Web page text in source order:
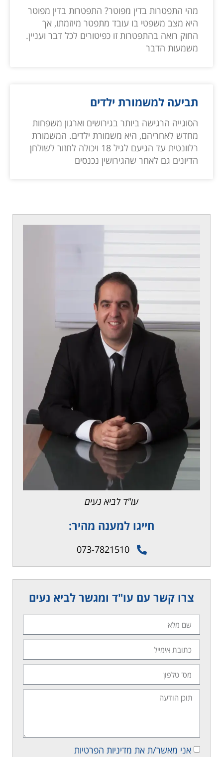
מהי התפטרות בדין מפוטר? התפטרות בדין מפוטר
היא מצב משפטי בו עובד מתפטר מיוזמתו, אך
החוק רואה בהתפטרות זו כפיטורים לכל דבר ועניין.
משמעות הדבר
תביעה למשמורת ילדים
הסוגייה הרגישה ביותר בגירושים וארגון משפחות
מחדש לאחריהם, היא משמורת ילדים. המשמורת
רלוונטית עד הגיעם לגיל 18 ויכולה לחזור לשולחן
הדיונים גם לאחר שהגירושין נכנסים
עו"ד לביא נעים
חייגו למענה מהיר:
073-7821510
צרו קשר עם עו"ד ומגשר לביא נעים
אני מאשר/ת את מדיניות הפרטיות